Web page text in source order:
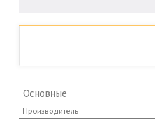
Основные
Производитель